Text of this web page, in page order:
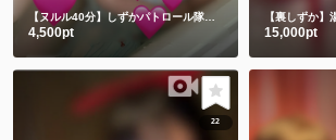
【ヌルル40分】しずかパトロール隊集合🚨
4,500pt 15,000pt
22